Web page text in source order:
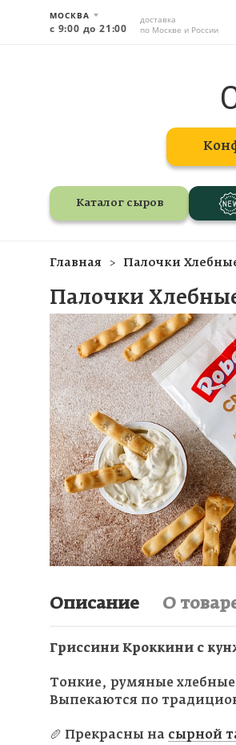
МОСКВА
с 9:00 до 21:00
доставка
по Москве и России
Каталог сыров
Главная Палочки
Палочки
Описание О
Гриссини Кроккини с
Тонкие, румяные
Выпекаются по
🥖 Прекрасны на сырной